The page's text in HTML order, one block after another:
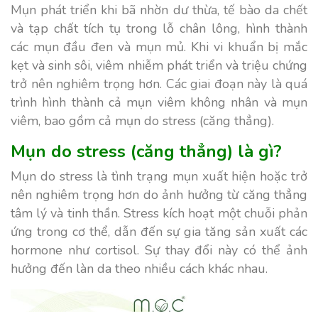
Mụn phát triển khi bã nhờn dư thừa, tế bào da chết
và tạp chất tích tụ trong lỗ chân lông, hình thành
các mụn đầu đen và mụn mủ. Khi vi khuẩn bị mắc
kẹt và sinh sôi, viêm nhiễm phát triển và triệu chứng
trở nên nghiêm trọng hơn. Các giai đoạn này là quá
trình hình thành cả mụn viêm không nhân và mụn
viêm, bao gồm cả mụn do stress (căng thẳng).
Mụn do stress (căng thẳng) là gì?
Mụn do stress là tình trạng mụn xuất hiện hoặc trở
nên nghiêm trọng hơn do ảnh hưởng từ căng thẳng
tâm lý và tinh thần. Stress kích hoạt một chuỗi phản
ứng trong cơ thể, dẫn đến sự gia tăng sản xuất các
hormone như cortisol. Sự thay đổi này có thể ảnh
hưởng đến làn da theo nhiều cách khác nhau.